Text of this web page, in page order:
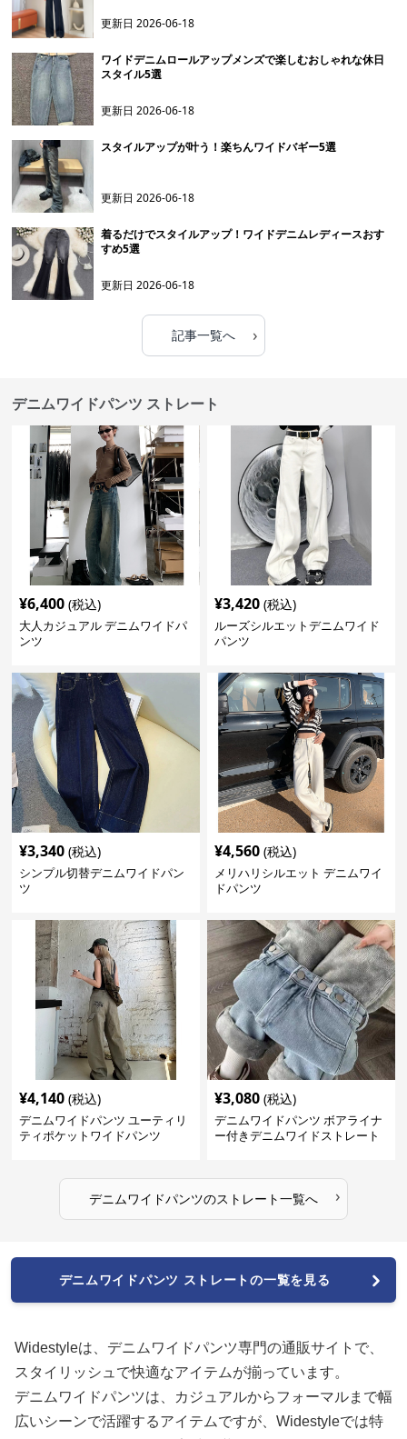
更新日2026-06-18
ワイドデニムロールアップメンズで楽しむおしゃれな休日
スタイル5選
更新日2026-06-18
スタイルアップが叶う！楽ちんワイドバギー5選
更新日2026-06-18
着るだけでスタイルアップ！ワイドデニムレディースおす
すめ5選
更新日2026-06-18
記事一覧へ ›
デニムワイドパンツ ストレート
¥6,400 (税込)
大人カジュアル デニムワイドパ
ンツ
¥3,420 (税込)
ルーズシルエットデニムワイド
パンツ
¥3,340 (税込)
シンプル切替デニムワイドパン
ツ
¥4,560 (税込)
メリハリシルエット デニムワイ
ドパンツ
¥4,140 (税込)
デニムワイドパンツ ユーティリ
ティポケットワイドパンツ
¥3,080 (税込)
デニムワイドパンツ ボアライナ
ー付きデニムワイドストレート
デニムワイドパンツのストレート一覧へ ›
デニムワイドパンツ ストレートの一覧を見る
Widestyleは、デニムワイドパンツ専門の通販サイトで、
スタイリッシュで快適なアイテムが揃っています。
デニムワイドパンツは、カジュアルからフォーマルまで幅
広いシーンで活躍するアイテムですが、Widestyleでは特